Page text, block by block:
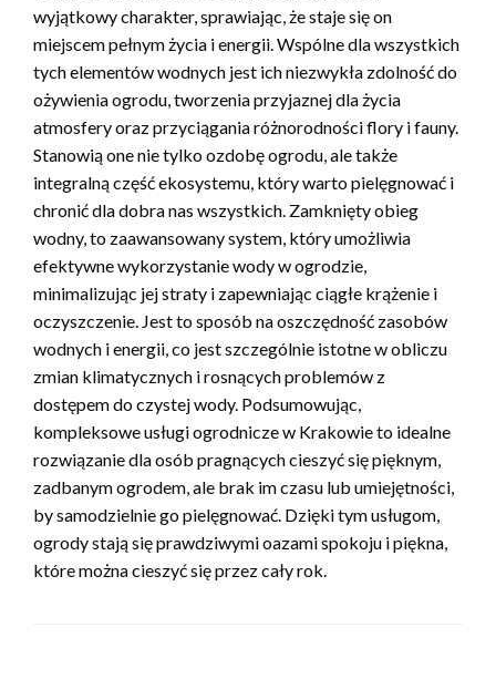
wyjątkowy charakter, sprawiając, że staje się on
miejscem pełnym życia i energii. Wspólne dla wszystkich
tych elementów wodnych jest ich niezwykła zdolność do
ożywienia ogrodu, tworzenia przyjaznej dla życia
atmosfery oraz przyciągania różnorodności flory i fauny.
Stanowią one nie tylko ozdobę ogrodu, ale także
integralną część ekosystemu, który warto pielęgnować i
chronić dla dobra nas wszystkich. Zamknięty obieg
wodny, to zaawansowany system, który umożliwia
efektywne wykorzystanie wody w ogrodzie,
minimalizując jej straty i zapewniając ciągłe krążenie i
oczyszczenie. Jest to sposób na oszczędność zasobów
wodnych i energii, co jest szczególnie istotne w obliczu
zmian klimatycznych i rosnących problemów z
dostępem do czystej wody. Podsumowując,
kompleksowe usługi ogrodnicze w Krakowie to idealne
rozwiązanie dla osób pragnących cieszyć się pięknym,
zadbanym ogrodem, ale brak im czasu lub umiejętności,
by samodzielnie go pielęgnować. Dzięki tym usługom,
ogrody stają się prawdziwymi oazami spokoju i piękna,
które można cieszyć się przez cały rok.